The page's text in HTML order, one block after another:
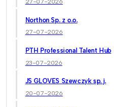
27-07-2026
Northon Sp. z o.o.
27-07-2026
PTH Professional Talent Hub
23-07-2026
JS GLOVES Szewczyk sp. j.
20-07-2026